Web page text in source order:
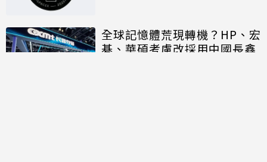
全球記憶體荒現轉機？HP、宏
碁、華碩考慮改採用中國長鑫